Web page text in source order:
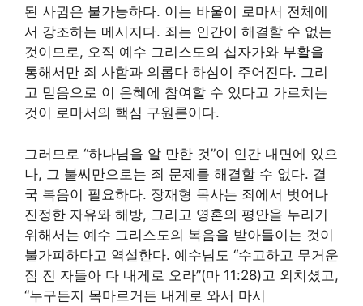
된 사귐은 불가능하다. 이는 바울이 로마서 전체에
서 강조하는 메시지다. 죄는 인간이 해결할 수 없는
것이므로, 오직 예수 그리스도의 십자가와 부활을
통해서만 죄 사함과 의롭다 하심이 주어진다. 그리
고 믿음으로 이 은혜에 참여할 수 있다고 가르치는
것이 로마서의 핵심 구원론이다.
그러므로 “하나님을 알 만한 것”이 인간 내면에 있으
나, 그 불씨만으로는 죄 문제를 해결할 수 없다. 결
국 복음이 필요하다. 장재형 목사는 죄에서 벗어나
진정한 자유와 해방, 그리고 영혼의 평안을 누리기
위해서는 예수 그리스도의 복음을 받아들이는 것이
불가피하다고 역설한다. 예수님도 “수고하고 무거운
짐 진 자들아 다 내게로 오라”(마 11:28)고 외치셨고,
“누구든지 목마르거든 내게로 와서 마시